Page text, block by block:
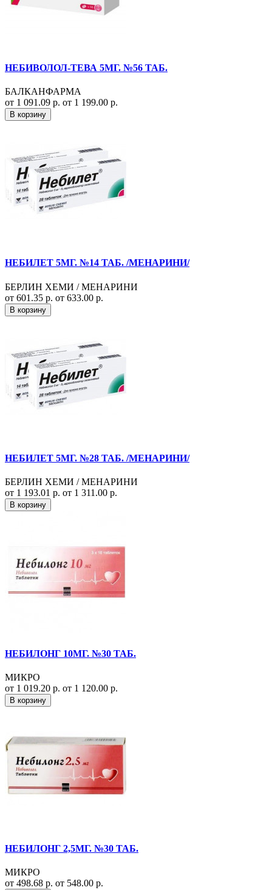
НЕБИВОЛОЛ-ТЕВА 5МГ. №56 ТАБ.
БАЛКАНФАРМА
от 1 091.09 р. от 1 199.00 р.
В корзину
НЕБИЛЕТ 5МГ. №14 ТАБ. /МЕНАРИНИ/
БЕРЛИН ХЕМИ / МЕНАРИНИ
от 601.35 р. от 633.00 р.
В корзину
НЕБИЛЕТ 5МГ. №28 ТАБ. /МЕНАРИНИ/
БЕРЛИН ХЕМИ / МЕНАРИНИ
от 1 193.01 р. от 1 311.00 р.
В корзину
НЕБИЛОНГ 10МГ. №30 ТАБ.
МИКРО
от 1 019.20 р. от 1 120.00 р.
В корзину
НЕБИЛОНГ 2,5МГ. №30 ТАБ.
МИКРО
от 498.68 р. от 548.00 р.